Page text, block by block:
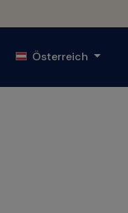
Österreich